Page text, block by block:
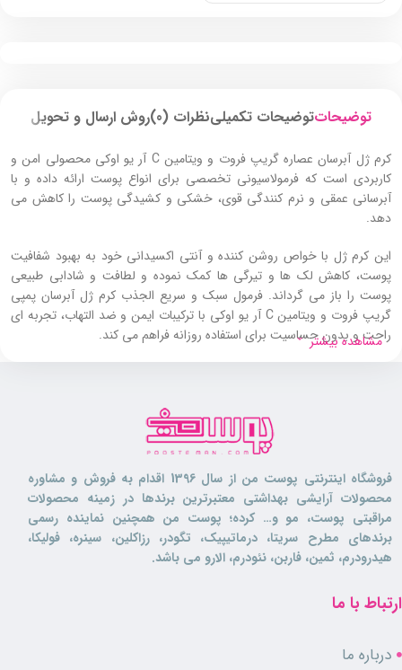
توضیحاتتوضیحات تکمیلینظرات (0) روش ارسال و تحویل
کرم ژل آبرسان عصاره گریپ فروت و ویتامین C آر یو اوکی محصولی امن و
کاربردی است که فرمولاسیونی تخصصی برای انواع پوست ارائه داده و با
آبرسانی عمقی و نرم‌ کنندگی قوی، خشکی و کشیدگی پوست را کاهش می‌
دهد.
این کرم ژل با خواص روشن‌ کننده و آنتی‌ اکسیدانی خود به بهبود شفافیت
پوست، کاهش لک‌ ها و تیرگی‌ ها کمک نموده و لطافت و شادابی طبیعی
پوست را باز می‌ گرداند. فرمول سبک و سریع‌ الجذب کرم ژل آبرسان پمپی
گریپ فروت و ویتامین C آر یو اوکی با ترکیبات ایمن و ضد التهاب، تجربه‌ ای
راحت و بدون حساسیت برای استفاده روزانه فراهم می‌ کند.
گریپ فروت و ویتامین C آر یو اوکی مناسب افرادی است که به دنبال آبرسانی
عمیق، روشن‌ کنندگی پوست، افزایش لطافت و شادابی هستند و می‌ توانند آن
را در روتین روزانه مراقبت از پوست خود جای دهند.
کرم ژل آبرسان پمپی گریپ فروت و ویتامین
C آر یو اوکی برای چه کسانی مناسب است؟
این کرم ژلآبرسانبرای بزرگسالان با انواع پوست فرموله شده و به ویژه برای
می شود.
مشاهده بیشتر
فروشگاه اینترنتی پوست من از سال 1396 اقدام به فروش و مشاوره
محصولات آرایشی بهداشتی معتبرترین برندها در زمینه محصولات
مراقبتی پوست، مو و… کرده؛ پوست من همچنین نماینده رسمی
برندهای مطرح سریتا، درماتیپیک، تگودر، رزاکلین، سینره، فولیکا،
هیدرودرم، ثمین، فاربن، نئودرم، الارو می باشد.
ارتباط با ما
درباره ما